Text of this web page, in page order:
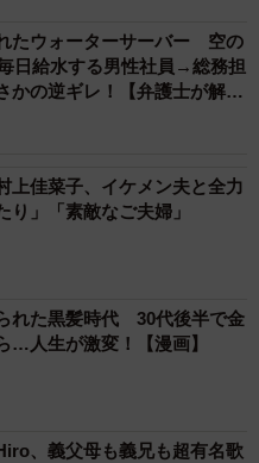
たウォーターサーバー 空の
日給水する男性社員→総務担
かの逆ギレ！【弁護士が解
上佳菜子、イケメン夫と全力
り」「素敵なご夫婦」
れた黒髪時代 30代後半で金
…人生が激変！【漫画】
、義父母も義兄も超有名歌